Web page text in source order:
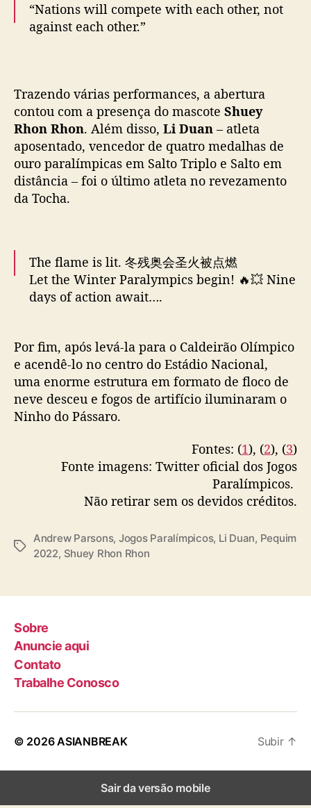
“Nations will compete with each other, not
against each other.”
#OpeningCeremonyspeech in full:
https://t.co/vVW2yv40lS#Beijing2022
#WinterParalympics
pic.twitter.com/Qdhk2qaytv
— Paralympic Games (@Paralympics)March
4, 2022
Trazendo várias performances, a abertura
contou com a presença do mascote Shuey
Rhon Rhon. Além disso, Li Duan – atleta
aposentado, vencedor de quatro medalhas de
ouro paralímpicas em Salto Triplo e Salto em
distância – foi o último atleta no revezamento
da Tocha.
The flame is lit. 冬残奥会圣火被点燃
Let the Winter Paralympics begin! 🔥💥 Nine
days of action await….
pic.twitter.com/tJN8leE0Ao
— Paralympic Games (@Paralympics)March
4, 2022
Por fim, após levá-la para o Caldeirão Olímpico
e acendê-lo no centro do Estádio Nacional,
uma enorme estrutura em formato de floco de
neve desceu e fogos de artifício iluminaram o
Ninho do Pássaro.
Fontes: (1), (2), (3)
Fonte imagens: Twitter oficial dos Jogos
Paralímpicos.
Não retirar sem os devidos créditos.
T
Andrew Parsons, Jogos Paralímpicos, Li Duan, Pequim
2022, Shuey Rhon Rhon
Sobre
Anuncie aqui
Contato
Trabalhe Conosco
© 2026ASIANBREAK Subir ↑
Sair da versão mobile